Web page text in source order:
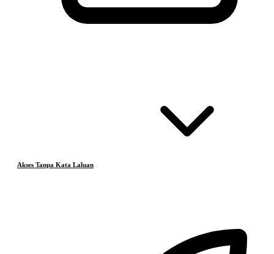
Akses Tanpa Kata Laluan